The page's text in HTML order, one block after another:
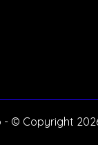
- © Copyright